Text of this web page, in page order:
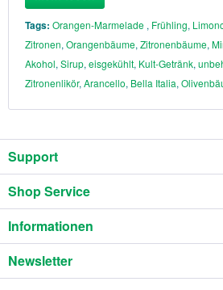
Tags: Orangen-Marmelade , Frühling,
Zitronen, Orangenbäume, Zitronenbäume,
Akohol, Sirup, eisgekühlt, Kult-Getränk,
Zitronenlikör, Arancello, Bella Italia,
Support
Shop Service
Informationen
Newsletter